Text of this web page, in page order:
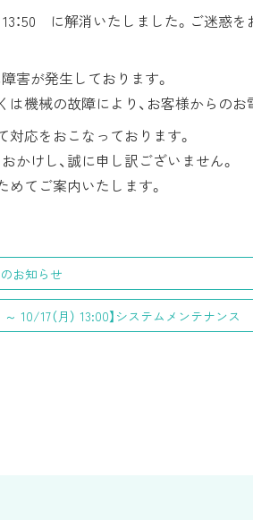
50 に解消いたしました。ご迷惑を
害が発生しております。
は機械の故障により、お客様からの
対応をおこなっております。
かけし、誠に申し訳ございません。
めてご案内いたします。
お知らせ
～ 10/17（月） 13:00】システムメンテナンス